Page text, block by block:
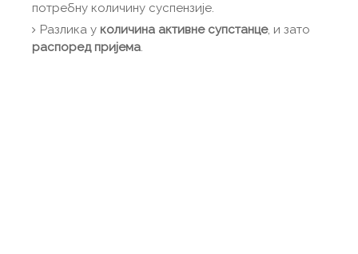
потребну количину суспензије.
Разлика у количина активне супстанце, и зато
распоред пријема.